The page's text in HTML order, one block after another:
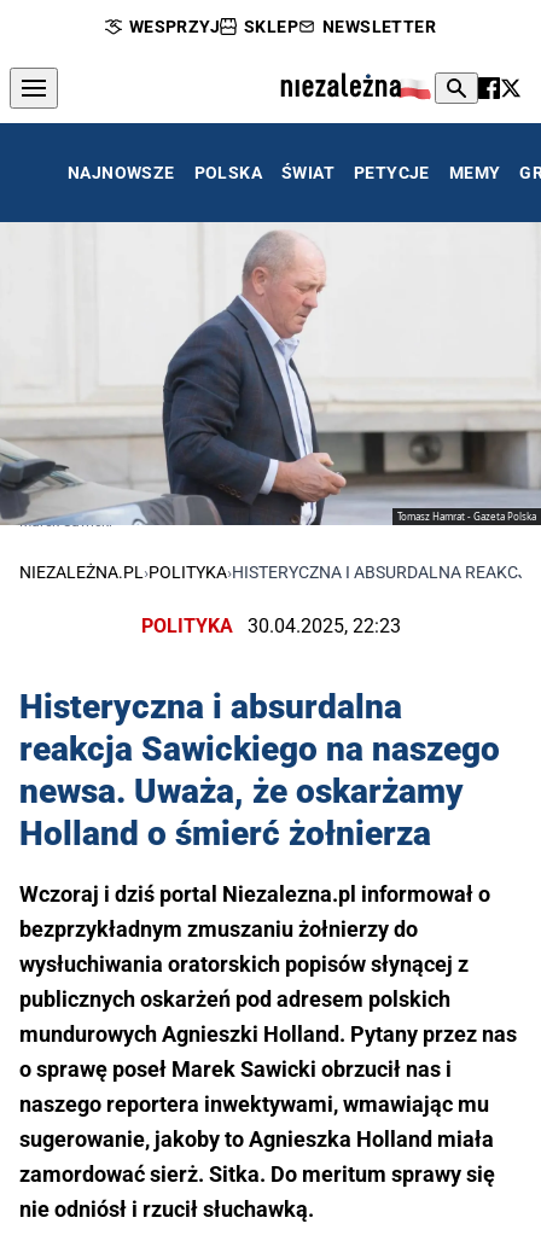
WESPRZYJ SKLEP NEWSLETTER
NAJNOWSZE POLSKA ŚWIAT PETYCJE MEMY
Tomasz Hamrat - Gazeta Polska
Marek Sawicki
NIEZALEŻNA.PL ›POLITYKA›HISTERYCZNA I ABSURDALNA
POLITYKA 30.04.2025, 22:23
Histeryczna i absurdalna
reakcja Sawickiego na naszego
newsa. Uważa, że oskarżamy
Holland o śmierć żołnierza
Wczoraj i dziś portal Niezalezna.pl informował o
bezprzykładnym zmuszaniu żołnierzy do
wysłuchiwania oratorskich popisów słynącej z
publicznych oskarżeń pod adresem polskich
mundurowych Agnieszki Holland. Pytany przez nas
o sprawę poseł Marek Sawicki obrzucił nas i
naszego reportera inwektywami, wmawiając mu
sugerowanie, jakoby to Agnieszka Holland miała
zamordować sierż. Sitka. Do meritum sprawy się
nie odniósł i rzucił słuchawką.